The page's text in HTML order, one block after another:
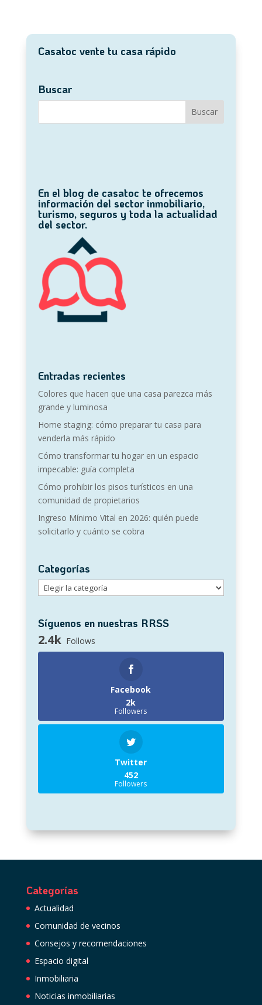
Casatoc vente tu casa rápido
Buscar
En el blog de casatoc te ofrecemos
información del sector inmobiliario,
turismo, seguros y toda la actualidad
del sector.
Entradas recientes
Colores que hacen que una casa parezca más
grande y luminosa
Home staging: cómo preparar tu casa para
venderla más rápido
Cómo transformar tu hogar en un espacio
impecable: guía completa
Cómo prohibir los pisos turísticos en una
comunidad de propietarios
Ingreso Mínimo Vital en 2026: quién puede
solicitarlo y cuánto se cobra
Categorías
Categorías
Síguenos en nuestras RRSS
2.4k Follows
Facebook
2k
Followers
Twitter
452
Followers
Categorías
Actualidad
Comunidad de vecinos
Consejos y recomendaciones
Espacio digital
Inmobiliaria
Noticias inmobiliarias